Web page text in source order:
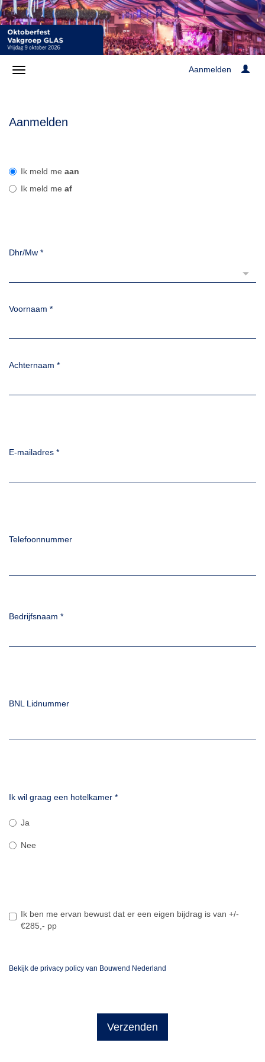
Aanmelden
Aanmelden
Ik meld me aan
Ik meld me af
Dhr/Mw *
Voornaam *
Achternaam *
E-mailadres *
Telefoonnummer
Bedrijfsnaam *
BNL Lidnummer
Ik wil graag een hotelkamer *
Ja
Nee
Ik ben me ervan bewust dat er een eigen bijdrag is van +/-
€285,- pp
Bekijk de privacy policy van Bouwend Nederland
Verzenden